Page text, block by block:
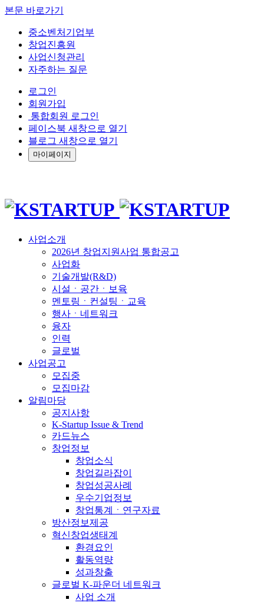
본문 바로가기
중소벤처기업부
창업진흥원
사업신청관리
자주하는 질문
로그인
회원가입
통합회원 로그인
페이스북 새창으로 열기
블로그 새창으로 열기
마이페이지
사업소개
2026년 창업지원사업 통합공고
사업화
기술개발(R&D)
시설ㆍ공간ㆍ보육
멘토링ㆍ컨설팅ㆍ교육
행사ㆍ네트워크
융자
인력
글로벌
사업공고
모집중
모집마감
알림마당
공지사항
K-Startup Issue & Trend
카드뉴스
창업정보
창업소식
창업길라잡이
창업성공사례
우수기업정보
창업통계ㆍ연구자료
방산정보제공
혁신창업생태계
환경요인
활동역량
성과창출
글로벌 K-파운더 네트워크
사업 소개